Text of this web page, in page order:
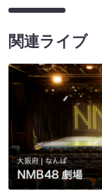
関連ライブ